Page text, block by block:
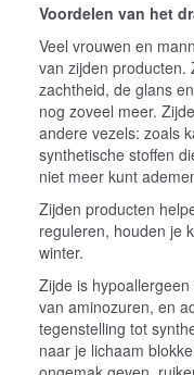
Voordelen van het
Veel vrouwen en
van zijden producten.
zachtheid, de glans
nog zoveel meer.
andere vezels: zoals
synthetische stoffen
niet meer kunt
Zijden producten
reguleren, houden je
winter.
Zijde is
van aminozuren, en
tegenstelling tot
naar je lichaam